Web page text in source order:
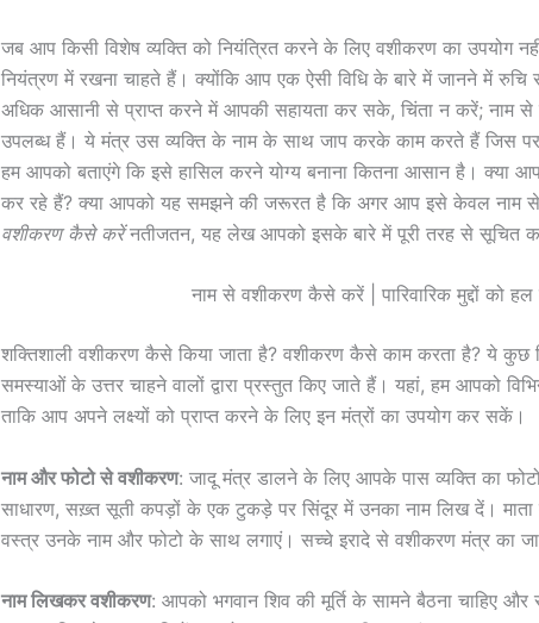
जब आप किसी विशेष व्यक्ति को नियंत्रित करने के लिए वशीकरण का
नियंत्रण में रखना चाहते हैं। क्योंकि आप एक ऐसी विधि के बारे में जानने में
अधिक आसानी से प्राप्त करने में आपकी सहायता कर सके, चिंता न करें; नाम से
उपलब्ध हैं। ये मंत्र उस व्यक्ति के नाम के साथ जाप करके काम करते हैं जिस
हम आपको बताएंगे कि इसे हासिल करने योग्य बनाना कितना आसान है। क्या
कर रहे हैं? क्या आपको यह समझने की जरूरत है कि अगर आप इसे केवल नाम से
वशीकरण कैसे करेंनतीजतन, यह लेख आपको इसके बारे में पूरी तरह से सूचित
नाम से वशीकरण कैसे करें | पारिवारिक मुद्दों को
शक्तिशाली वशीकरण कैसे किया जाता है? वशीकरण कैसे काम करता है? ये कुछ
समस्याओं के उत्तर चाहने वालों द्वारा प्रस्तुत किए जाते हैं। यहां, हम आपको
ताकि आप अपने लक्ष्यों को प्राप्त करने के लिए इन मंत्रों का उपयोग कर सकें।
नाम और फोटो से वशीकरण: जादू मंत्र डालने के लिए आपके पास व्यक्ति का फोटो
साधारण, सख़्त सूती कपड़ों के एक टुकड़े पर सिंदूर में उनका नाम लिख दें। माता
वस्त्र उनके नाम और फोटो के साथ लगाएं। सच्चे इरादे से वशीकरण मंत्र का
नाम लिखकर वशीकरण: आपको भगवान शिव की मूर्ति के सामने बैठना चाहिए